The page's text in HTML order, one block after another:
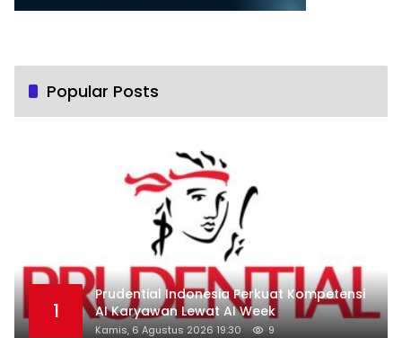
Popular Posts
1
Prudential Indonesia Perkuat Kompetensi
AI Karyawan Lewat AI Week
Kamis, 6 Agustus 2026 19:30 9